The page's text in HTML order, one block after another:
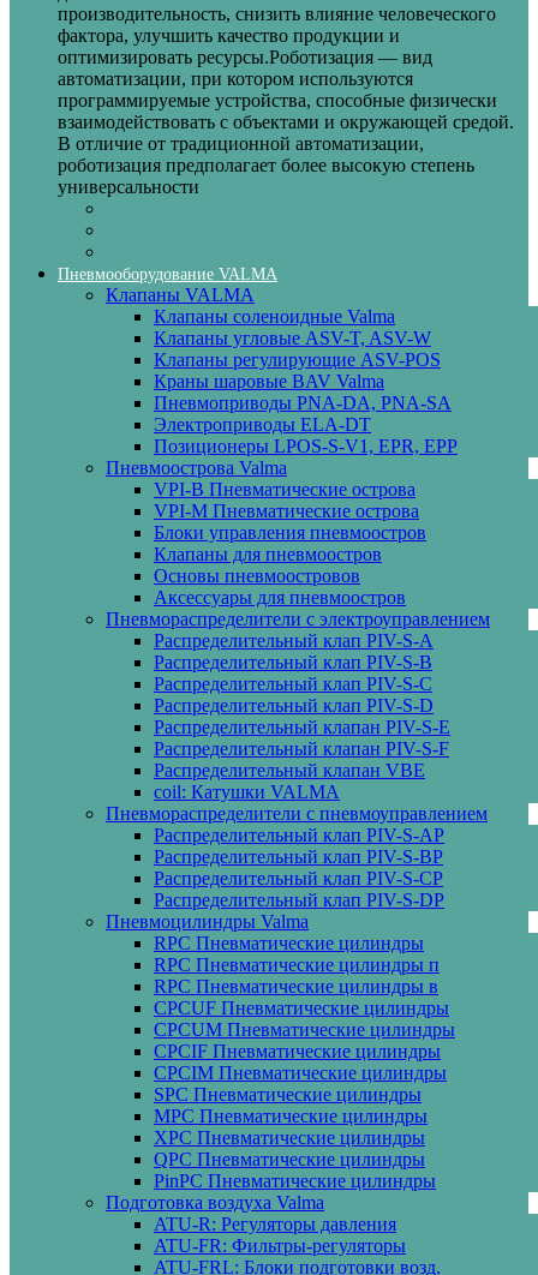
производительность, снизить влияние человеческого
фактора, улучшить качество продукции и
оптимизировать ресурсы.Роботизация — вид
автоматизации, при котором используются
программируемые устройства, способные физически
взаимодействовать с объектами и окружающей средой.
В отличие от традиционной автоматизации,
роботизация предполагает более высокую степень
универсальности
Пневмооборудование VALMA
Клапаны VALMA
Клапаны соленоидные Valma
Клапаны угловые ASV-T, ASV-W
Клапаны регулирующие ASV-POS
Краны шаровые BAV Valma
Пневмоприводы PNA-DA, PNA-SA
Электроприводы ELA-DT
Позиционеры LPOS-S-V1, EPR, EPP
Пневмоострова Valma
VPI-B Пневматические острова
VPI-M Пневматические острова
Блоки управления пневмоостров
Клапаны для пневмоостров
Основы пневмоостровов
Аксессуары для пневмоостров
Пневмораспределители с электроуправлением
Распределительный клап PIV-S-A
Распределительный клап PIV-S-B
Распределительный клап PIV-S-C
Распределительный клап PIV-S-D
Распределительный клапан PIV-S-E
Распределительный клапан PIV-S-F
Распределительный клапан VBE
coil: Катушки VALMA
Пневмораспределители с пневмоуправлением
Распределительный клап PIV-S-AP
Распределительный клап PIV-S-BP
Распределительный клап PIV-S-СP
Распределительный клап PIV-S-DP
Пневмоцилиндры Valma
RPC Пневматические цилиндры
RPC Пневматические цилиндры п
RPC Пневматические цилиндры в
CPCUF Пневматические цилиндры
CPCUM Пневматические цилиндры
CPCIF Пневматические цилиндры
CPCIM Пневматические цилиндры
SPC Пневматические цилиндры
MPC Пневматические цилиндры
XPC Пневматические цилиндры
QPC Пневматические цилиндры
PinPC Пневматические цилиндры
Подготовка воздуха Valma
ATU-R: Регуляторы давления
ATU-FR: Фильтры-регуляторы
ATU-FRL: Блоки подготовки возд.